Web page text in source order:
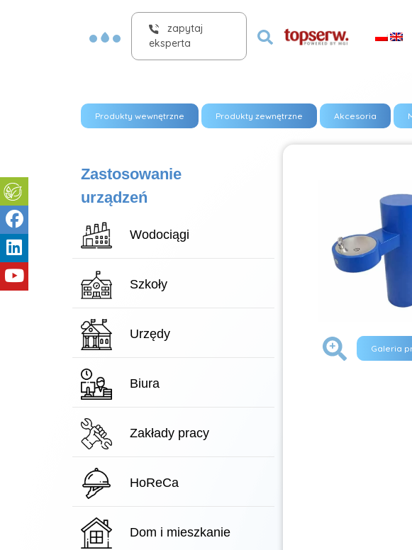
zapytaj
eksperta
Produkty wewnętrzne Produkty zewnętrzne Akcesoria
Zastosowanie
urządzeń
Wodociągi
Szkoły
Urzędy
Biura
Zakłady pracy
HoReCa
Dom i mieszkanie
+ Galeria